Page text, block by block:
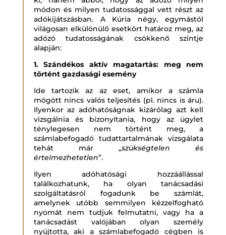
módon és milyen tudatossággal vett részt az
adókijátszásban. A Kúria négy, egymástól
világosan elkülönülő esetkört határoz meg, az
adózó tudatosságának csökkenő szintje
alapján:
1. Szándékos aktív magatartás: meg nem
történt gazdasági esemény
Ide tartozik az az eset, amikor a számla
mögött nincs valós teljesítés (pl. nincs is áru).
Ilyenkor az adóhatóságnak kizárólag azt kell
vizsgálnia és bizonyítania, hogy az ügylet
ténylegesen nem történt meg, a
számlabefogadó tudattartalmának vizsgálata
tehát már „szükségtelen és
értelmezhetetlen”.
Ilyen adóhatósági hozzáállással
találkozhatunk, ha olyan tanácsadási
szolgáltatásról fogadunk be számlát,
amelynek utóbb semmilyen kézzelfogható
nyomát nem tudjuk felmutatni, vagy ha a
tanácsadást valójában olyan személy
nyújtotta, aki a számlabefogadó cégben is